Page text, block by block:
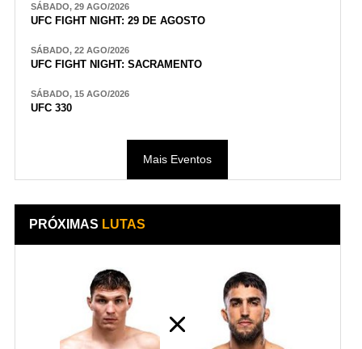
SÁBADO, 29 AGO/2026
UFC FIGHT NIGHT: 29 DE AGOSTO
SÁBADO, 22 AGO/2026
UFC FIGHT NIGHT: SACRAMENTO
SÁBADO, 15 AGO/2026
UFC 330
Mais Eventos
PRÓXIMAS LUTAS